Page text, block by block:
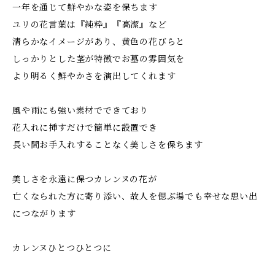
一年を通じて鮮やかな姿を保ちます
ユリの花言葉は『純粋』『高潔』など
清らかなイメージがあり、黄色の花びらと
しっかりとした茎が特徴でお墓の雰囲気を
より明るく鮮やかさを演出してくれます
風や雨にも強い素材でできており
花入れに挿すだけで簡単に設置でき
長い間お手入れすることなく美しさを保ちます
美しさを永遠に保つカレンヌの花が
亡くなられた方に寄り添い、故人を偲ぶ場でも幸せな思い出
につながります
カレンヌひとつひとつに